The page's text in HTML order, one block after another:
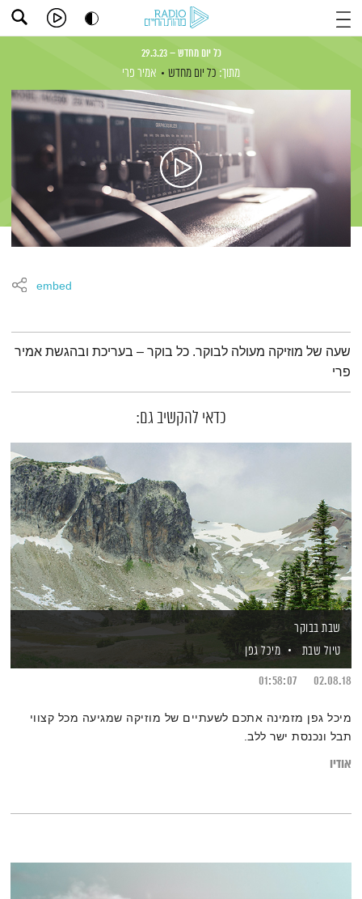
כל יום מחדש – 29.3.23
מתוך: כל יום מחדש אמיר פרי
embed
תמצית הפודקאסט
שעה של מוזיקה מעולה לבוקר. כל בוקר – בעריכת ובהגשת אמיר
פרי
כדאי להקשיב גם:
שבת בבוקר
טיול שבת
מיכל גפן
02.08.18
01:58:07
מיכל גפן מזמינה אתכם לשעתיים של מוזיקה שמגיעה מכל קצווי
תבל ונכנסת ישר ללב.
אודיו